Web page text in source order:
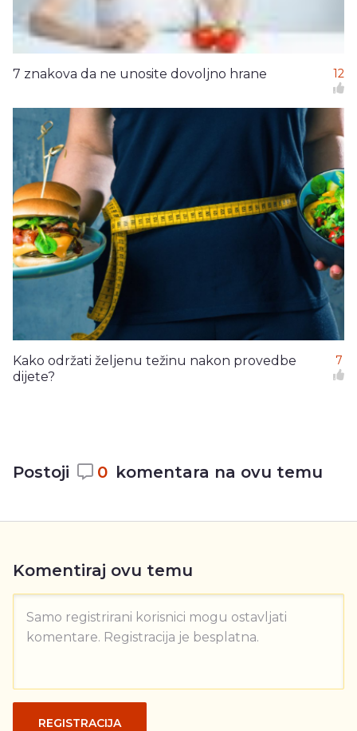
7 znakova da ne unosite dovoljno hrane 12
Kako održati željenu težinu nakon provedbe
dijete?
7
Postoji 0 komentara na ovu temu
Komentiraj ovu temu
Samo registrirani korisnici mogu ostavljati
komentare. Registracija je besplatna.
REGISTRACIJA